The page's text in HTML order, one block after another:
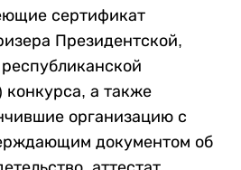
сертификат
Президентской,
а также
организацию с
документом об